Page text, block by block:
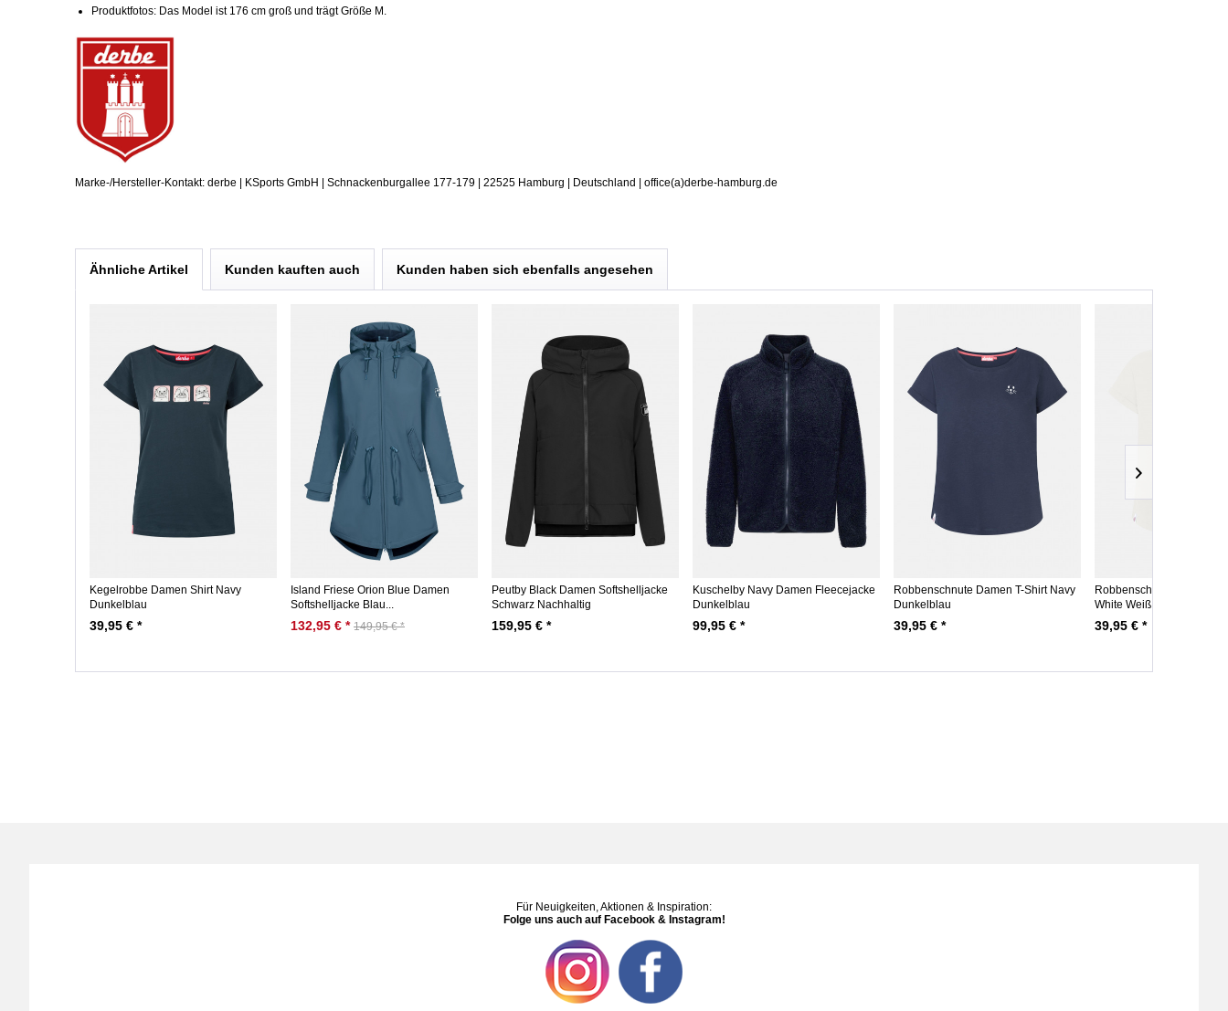
Produktfotos: Das Model ist 176 cm groß und trägt Größe M.
Marke-/Hersteller-Kontakt: derbe | KSports GmbH | Schnackenburgallee 177-179 | 22525 Hamburg | Deutschland | office(a)derbe-hamburg.de
Ähnliche Artikel Kunden kauften auch Kunden haben sich ebenfalls angesehen
Kegelrobbe Damen Shirt Navy
Dunkelblau
39,95 € *
Island Friese Orion Blue Damen
Softshelljacke Blau...
132,95 € * 149,95 € *
Peutby Black Damen Softshelljacke
Schwarz Nachhaltig
159,95 € *
Kuschelby Navy Damen Fleecejacke
Dunkelblau
99,95 € *
Robbenschnute Damen T-Shirt Navy
Dunkelblau
39,95 € *
Robbenschnute Damen T-
White Weiß
39,95 € *
Für Neuigkeiten, Aktionen & Inspiration:
Folge uns auch auf Facebook & Instagram!